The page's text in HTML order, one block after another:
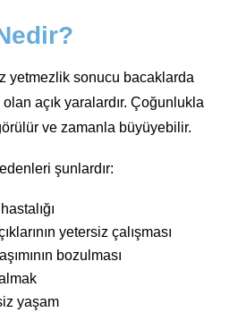
yetmezlik sonucu bacaklarda
açık yaralardır. Çoğunlukla
ve zamanla büyüyebilir.
şunlardır:
yetersiz çalışması
bozulması
yaşam